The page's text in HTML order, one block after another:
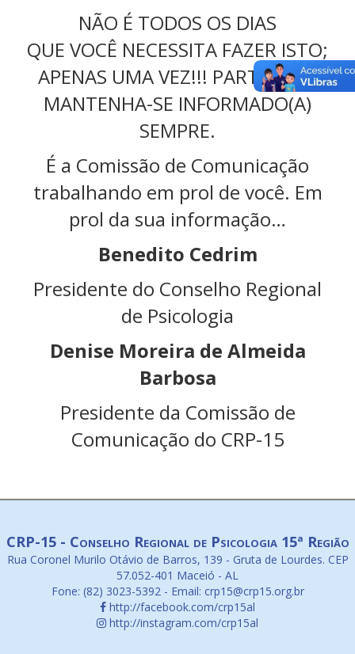
NÃO É TODOS OS DIAS
QUE VOCÊ NECESSITA FAZER ISTO;
APENAS UMA VEZ!!! PARTICIPE E
MANTENHA-SE INFORMADO(A)
SEMPRE.
É a Comissão de Comunicação
trabalhando em prol de você. Em
prol da sua informação…
Benedito Cedrim
Presidente do Conselho Regional
de Psicologia
Denise Moreira de Almeida
Barbosa
Presidente da Comissão de
Comunicação do CRP-15
CRP-15 - Conselho Regional de Psicologia 15ª Região
Rua Coronel Murilo Otávio de Barros, 139 - Gruta de Lourdes. CEP
57.052-401 Maceió - AL
Fone: (82) 3023-5392 - Email: crp15@crp15.org.br
http://facebook.com/crp15al
http://instagram.com/crp15al